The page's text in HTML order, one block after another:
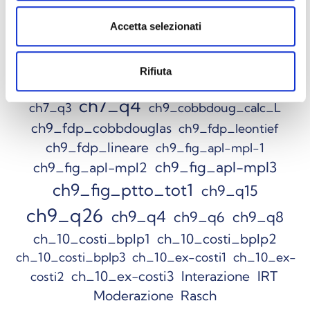
Accetta selezionati
Rifiuta
ch4_q3 ch4_q4 ch5_q17
ch5_q24mod ch5_q24mod2 ch5_q25
ch6_q1
ch7_q3 ch7_q4 ch9_cobbdoug_calc_L
ch9_fdp_cobbdouglas ch9_fdp_leontief
ch9_fdp_lineare ch9_fig_apl-mpl-1
ch9_fig_apl-mpl2 ch9_fig_apl-mpl3
ch9_fig_ptto_tot1 ch9_q15
ch9_q26 ch9_q4 ch9_q6 ch9_q8
ch_10_costi_bplp1 ch_10_costi_bplp2
ch_10_costi_bplp3 ch_10_ex-costi1 ch_10_ex-
costi2 ch_10_ex-costi3 Interazione IRT
Moderazione Rasch